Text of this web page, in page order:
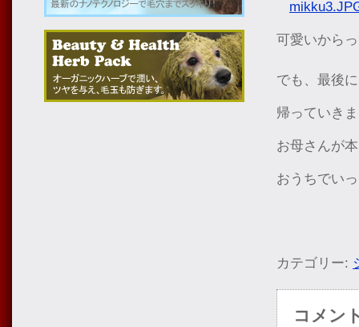
可愛いから
でも、最後
帰っていき
お母さんが
おうちでい
カテゴリー:
コメン